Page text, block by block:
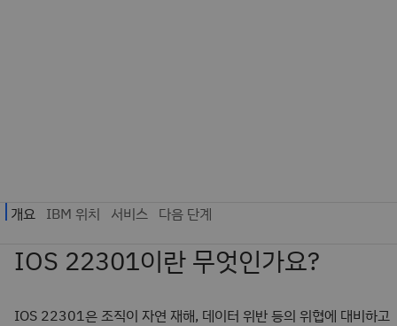
IOS 22301이란 무엇인가요?
IOS 22301은 조직이 자연 재해, 데이터 위반 등의 위협에 대비하고